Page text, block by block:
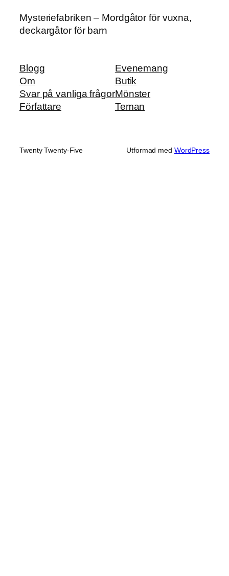
Mysteriefabriken – Mordgåtor för vuxna,
deckargåtor för barn
Blogg
Om
Svar på vanliga frågor
Författare
Evenemang
Butik
Mönster
Teman
Twenty Twenty-Five Utformad med WordPress